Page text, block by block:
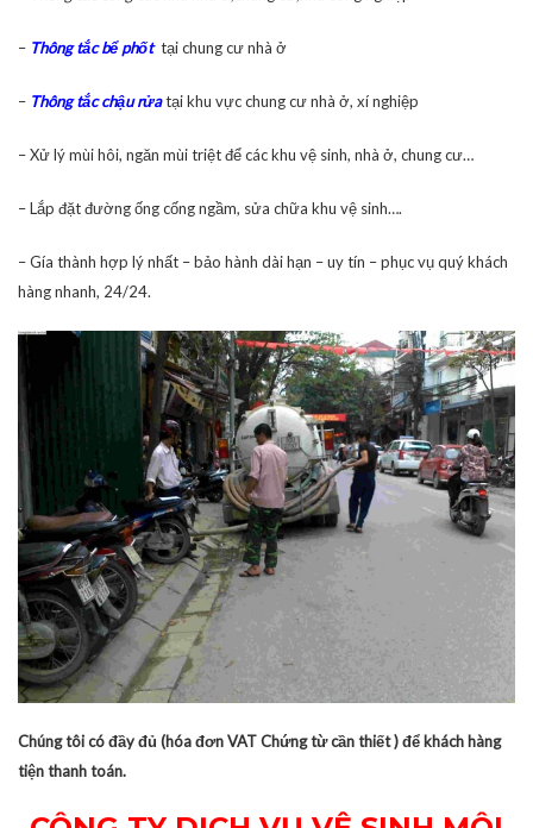
– Thông tắc bểphốt tại chung cư nhà ở
– Thông tắc chậu rửatại khu vực chung cư nhà ở, xí nghiệp
– Xử lý mùi hôi, ngăn mùi triệt để các khu vệ sinh, nhà ở, chung cư…
– Lắp đặt đường ống cống ngầm, sửa chữa khu vệ sinh….
– Gía thành hợp lý nhất – bảo hành dài hạn – uy tín – phục vụ quý khách
hàng nhanh, 24/24.
Chúng tôi có đầy đủ (hóa đơn VAT Chứng từ cần thiết ) để khách hàng
tiện thanh toán.